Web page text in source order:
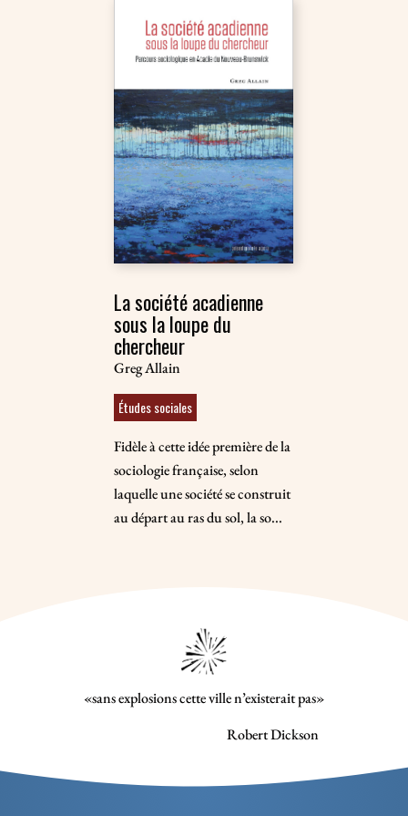
La société acadienne
sous la loupe du
chercheur
Greg Allain
Études sociales
Fidèle à cette idée première de la
sociologie française, selon
laquelle une société se construit
au départ au ras du sol, la so...
«sans explosions cette ville n’existerait pas»
Robert Dickson